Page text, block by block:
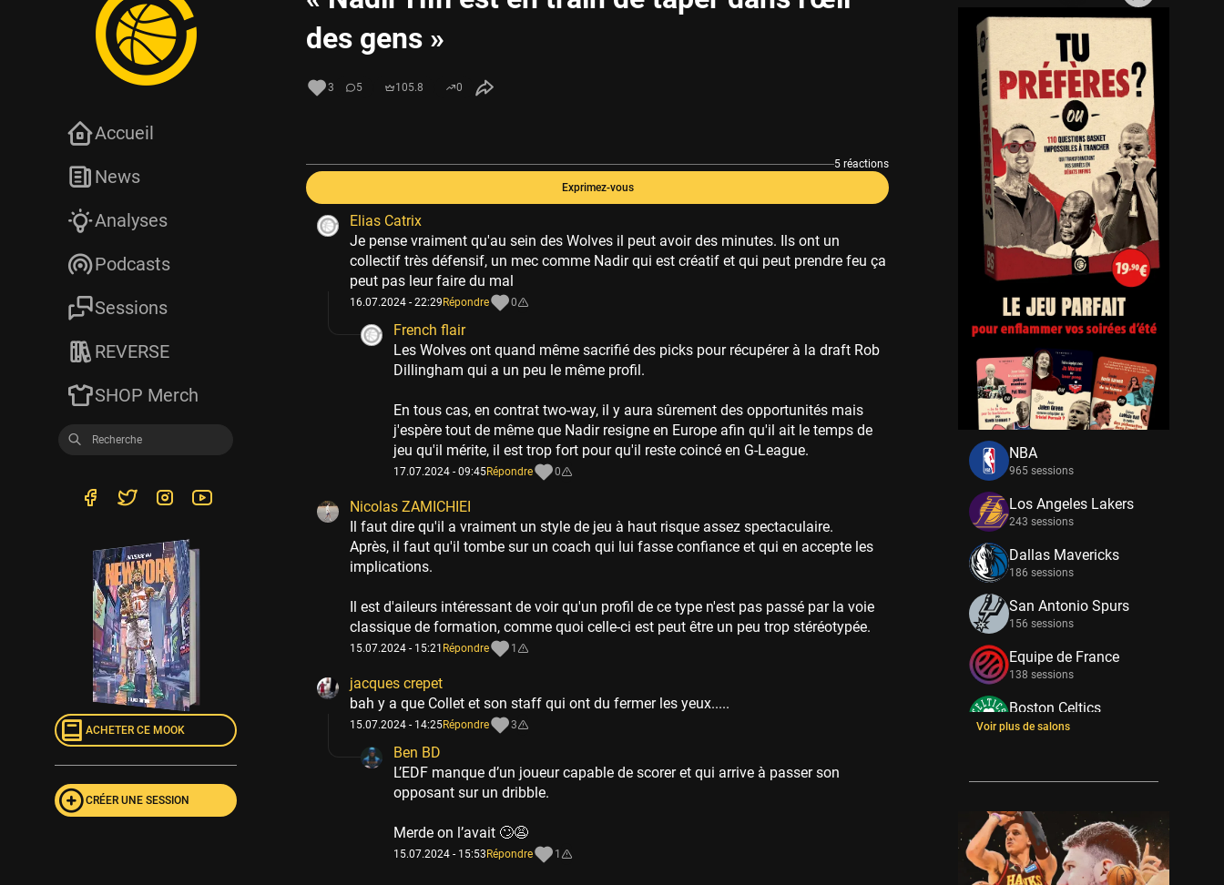
des gens »
3 5 105.8 0
5 réactions
Exprimez-vous
Elias Catrix
Je pense vraiment qu'au sein des Wolves il peut avoir des minutes. Ils ont un
collectif très défensif, un mec comme Nadir qui est créatif et qui peut prendre feu ça
peut pas leur faire du mal
16.07.2024 - 22:29 Répondre 0
French flair
Les Wolves ont quand même sacrifié des picks pour récupérer à la draft Rob
Dillingham qui a un peu le même profil.
En tous cas, en contrat two-way, il y aura sûrement des opportunités mais
j'espère tout de même que Nadir resigne en Europe afin qu'il ait le temps de
jeu qu'il mérite, il est trop fort pour qu'il reste coincé en G-League.
17.07.2024 - 09:45Répondre 0
Nicolas ZAMICHIEI
Il faut dire qu'il a vraiment un style de jeu à haut risque assez spectaculaire.
Après, il faut qu'il tombe sur un coach qui lui fasse confiance et qui en accepte les
implications.
Il est d'aileurs intéressant de voir qu'un profil de ce type n'est pas passé par la voie
classique de formation, comme quoi celle-ci est peut être un peu trop stéréotypée.
15.07.2024 - 15:21 Répondre 1
jacques crepet
bah y a que Collet et son staff qui ont du fermer les yeux.....
15.07.2024 - 14:25Répondre 3
Ben BD
L’EDF manque d’un joueur capable de scorer et qui arrive à passer son
opposant sur un dribble.
Merde on l’avait 🙄😩
15.07.2024 - 15:53 Répondre 1
Accueil
News
Analyses
Podcasts
Sessions
REVERSE
SHOP Merch
ACHETER CE MOOK
CRÉER UNE SESSION
NBA
965 sessions
Los Angeles Lakers
243 sessions
Dallas Mavericks
186 sessions
San Antonio Spurs
156 sessions
Equipe de France
138 sessions
Boston Celtics
133 sessions
Minnesota
Timberwolves
114 sessions
Golden State Warriors
Voir plus de salons